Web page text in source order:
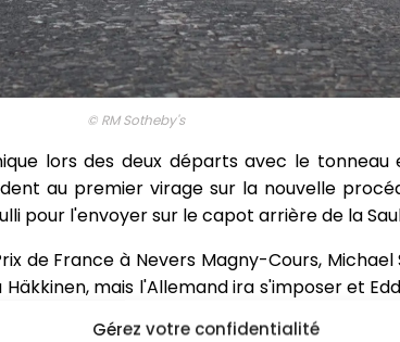
Gérez votre confidentialité
© RM Sotheby's
lors des deux départs avec le tonneau
au premier virage sur la nouvelle
pour l'envoyer sur le capot arrière de la
de France à Nevers Magny-Cours,
mais l'Allemand ira s'imposer et
de Maranello depuis 1990.